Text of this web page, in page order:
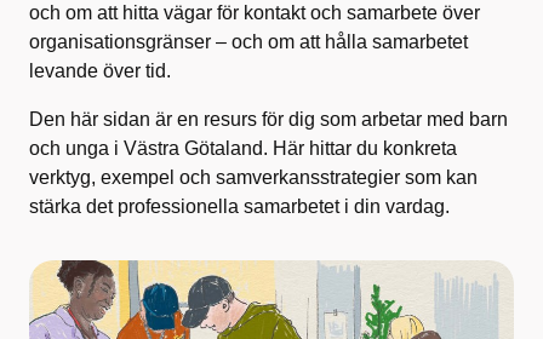
och om att hitta vägar för kontakt och samarbete över
organisationsgränser – och om att hålla samarbetet
levande över tid.
Den här sidan är en resurs för dig som arbetar med barn
och unga i Västra Götaland. Här hittar du konkreta
verktyg, exempel och samverkansstrategier som kan
stärka det professionella samarbetet i din vardag.